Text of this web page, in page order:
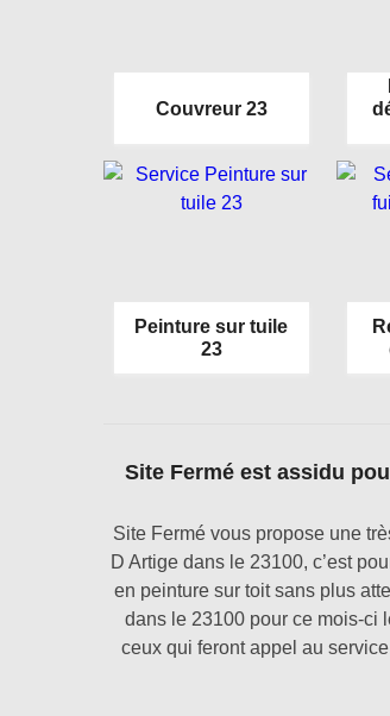
Couvreur 23
Peinture sur tuile
23
Site Fermé est assidu
Site Fermé vous propose une
D Artige dans le 23100, c’est
en peinture sur toit sans plus
dans le 23100 pour ce mois-ci
ceux qui feront appel au